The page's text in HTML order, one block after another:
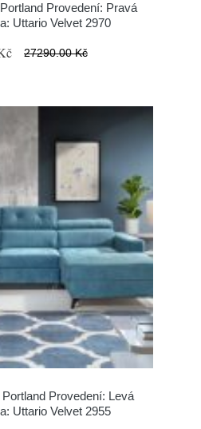
Provedení: Pravá
Uttario Velvet 2970
27290.00 Kč
Provedení: Levá
Uttario Velvet 2955